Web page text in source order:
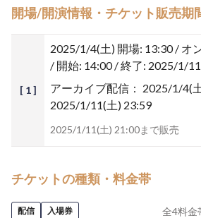
開場/開演情報・チケット販売期
[ 1 ]
2025/1/4(土) 開場: 13:30 / オ
/ 開始: 14:00 / 終了: 2025/1/
アーカイブ配信： 2025/1/4(
2025/1/11(土) 23:59
2025/1/11(土) 21:00まで販売
チケットの種類・料金帯
配信 入場券 全4料金